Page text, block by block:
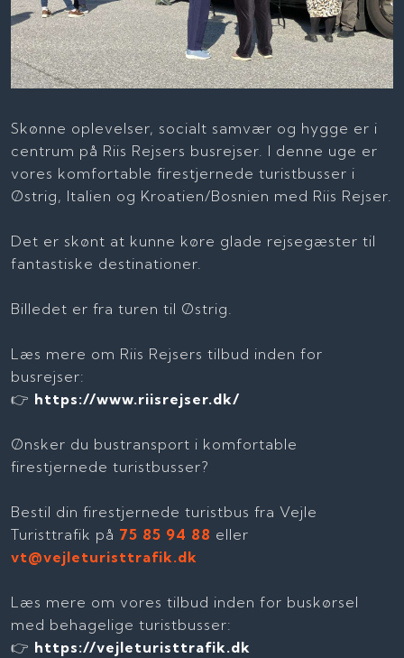
Skønne oplevelser, socialt samvær og hygge er i
centrum på Riis Rejsers busrejser. I denne uge er
vores komfortable firestjernede turistbusser i
Østrig, Italien og Kroatien/Bosnien med Riis Rejser.
Det er skønt at kunne køre glade rejsegæster til
fantastiske destinationer.
Billedet er fra turen til Østrig.
Læs mere om Riis Rejsers tilbud inden for
busrejser:
👉 https://www.riisrejser.dk/
Ønsker du bustransport i komfortable
firestjernede turistbusser?
Bestil din firestjernede turistbus fra Vejle
Turisttrafik på 75 85 94 88 eller
vt@vejleturisttrafik.dk
Læs mere om vores tilbud inden for buskørsel
med behagelige turistbusser:
👉 https://vejleturisttrafik.dk